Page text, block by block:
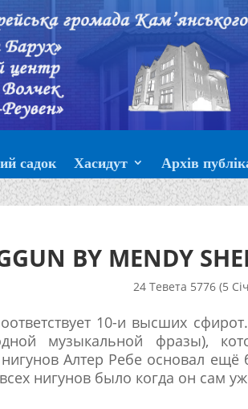
садок Хасидут Архів
BY MENDY
24 Тевета 5776 (5
10-и высших
музыкальной фразы),
Алтер Ребе основал ещё
нигунов было когда он сам